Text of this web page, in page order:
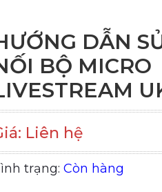
DẪN
BỘ MICRO
Liên hệ
trạng: Còn hàng